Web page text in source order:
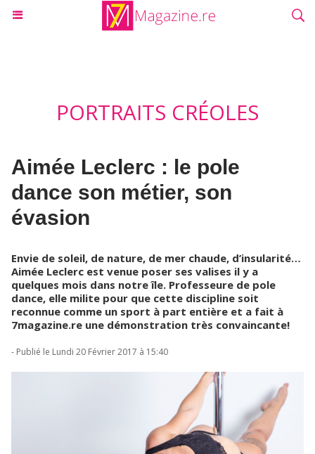
PORTRAITS CRÉOLES
Aimée Leclerc : le pole
dance son métier, son
évasion
Envie de soleil, de nature, de mer chaude, d’insularité…
Aimée Leclerc est venue poser ses valises il y a
quelques mois dans notre île. Professeure de pole
dance, elle milite pour que cette discipline soit
reconnue comme un sport à part entière et a fait à
7magazine.re une démonstration très convaincante!
- Publié le Lundi 20 Février 2017 à 15:40